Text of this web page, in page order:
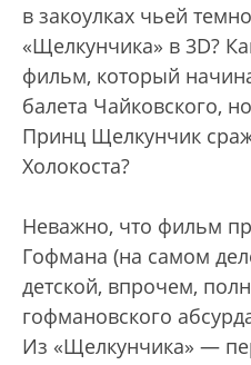
в закоулках чьей
«Щелкунчика» в 3D?
фильм, который
балета Чайковского,
Принц Щелкунчик
Холокоста?
Неважно, что фильм
Гофмана (на самом
детской, впрочем,
гофмановского
Из «Щелкунчика» —